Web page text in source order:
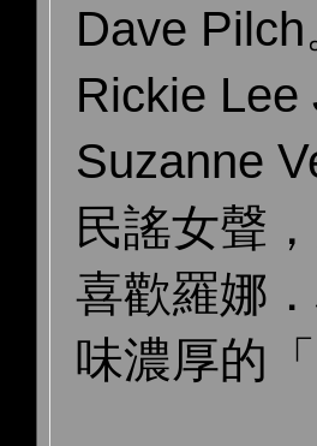
Dave
Rickie Lee
Suzanne
民謠女聲
喜歡羅娜
味濃厚的